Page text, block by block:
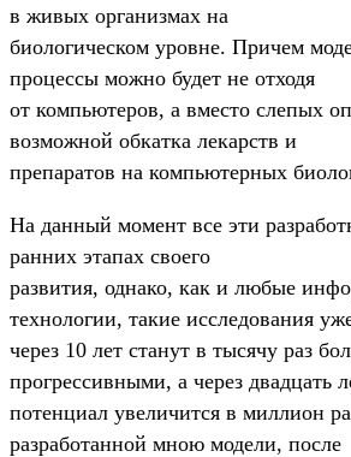
в живых организмах на
биологическом уровне. Причем
процессы можно будет не отходя
от компьютеров, а вместо слепых
возможной обкатка лекарств и
препаратов на компьютерных
На данный момент все эти
ранних этапах своего
развития, однако, как и любые
технологии, такие исследования
через 10 лет станут в тысячу раз
прогрессивными, а через двадцать
потенциал увеличится в миллион
разработанной мною модели, после